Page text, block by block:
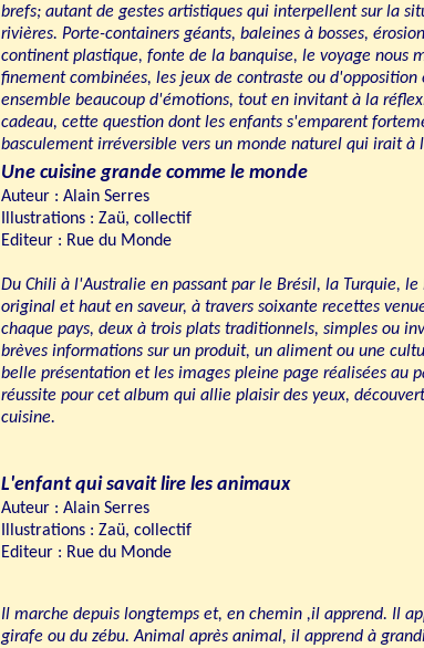
brefs; autant de gestes artistiques qui interpellent sur la
rivières. Porte-containers géants, baleines à bosses,
continent plastique, fonte de la banquise, le voyage nous
finement combinées, les jeux de contraste ou d'opposition
ensemble beaucoup d'émotions, tout en invitant à la
cadeau, cette question dont les enfants s'emparent
basculement irréversible vers un monde naturel qui irait à
Une cuisine grande comme le monde
Auteur : Alain Serres
Illustrations : Zaü, collectif
Editeur : Rue du Monde
Du Chili à l'Australie en passant par le Brésil, la Turquie,
original et haut en saveur, à travers soixante recettes
chaque pays, deux à trois plats traditionnels, simples ou
brèves informations sur un produit, un aliment ou une
belle présentation et les images pleine page réalisées au
réussite pour cet album qui allie plaisir des yeux,
cuisine.
L'enfant qui savait lire les animaux
Auteur : Alain Serres
Illustrations : Zaü, collectif
Editeur : Rue du Monde
Il marche depuis longtemps et, en chemin ,il apprend. Il
girafe ou du zébu. Animal après animal, il apprend à